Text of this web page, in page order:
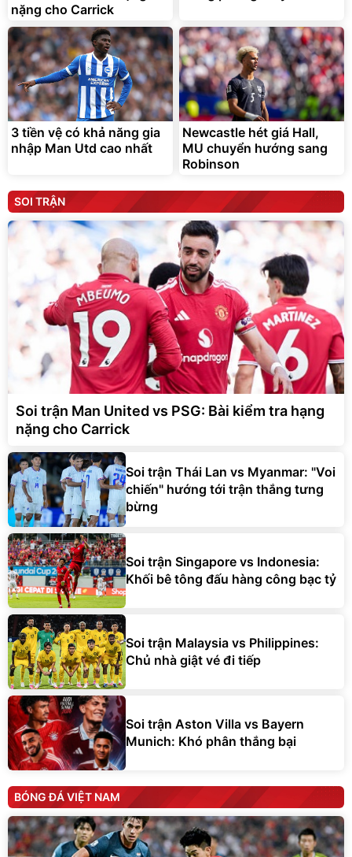
nặng cho Carrick
3 tiền vệ có khả năng gia
nhập Man Utd cao nhất
Newcastle hét giá Hall,
MU chuyển hướng sang
Robinson
SOI TRẬN
Soi trận Man United vs PSG: Bài kiểm tra hạng
nặng cho Carrick
Soi trận Thái Lan vs Myanmar: "Voi
chiến" hướng tới trận thắng tưng
bừng
Soi trận Singapore vs Indonesia:
Khối bê tông đấu hàng công bạc tỷ
Soi trận Malaysia vs Philippines:
Chủ nhà giật vé đi tiếp
Soi trận Aston Villa vs Bayern
Munich: Khó phân thắng bại
BÓNG ĐÁ VIỆT NAM